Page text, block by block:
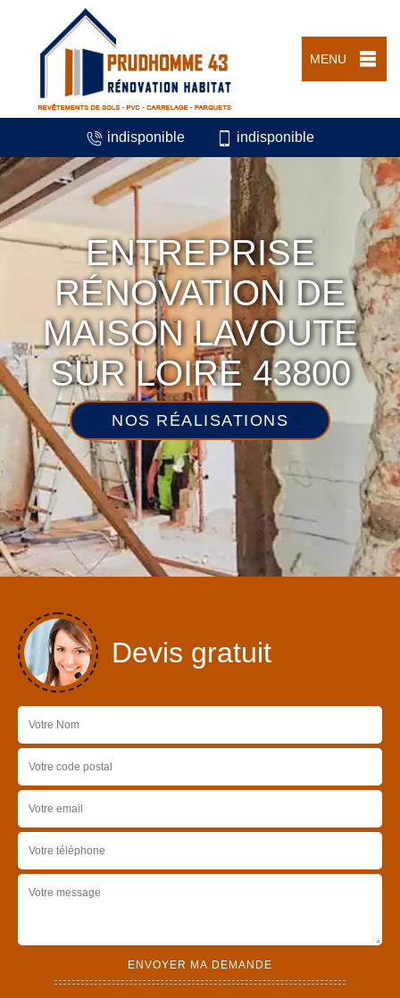
MENU
indisponible indisponible
ENTREPRISE
RÉNOVATION DE
MAISON LAVOUTE
SUR LOIRE 43800
NOS RÉALISATIONS
Devis gratuit